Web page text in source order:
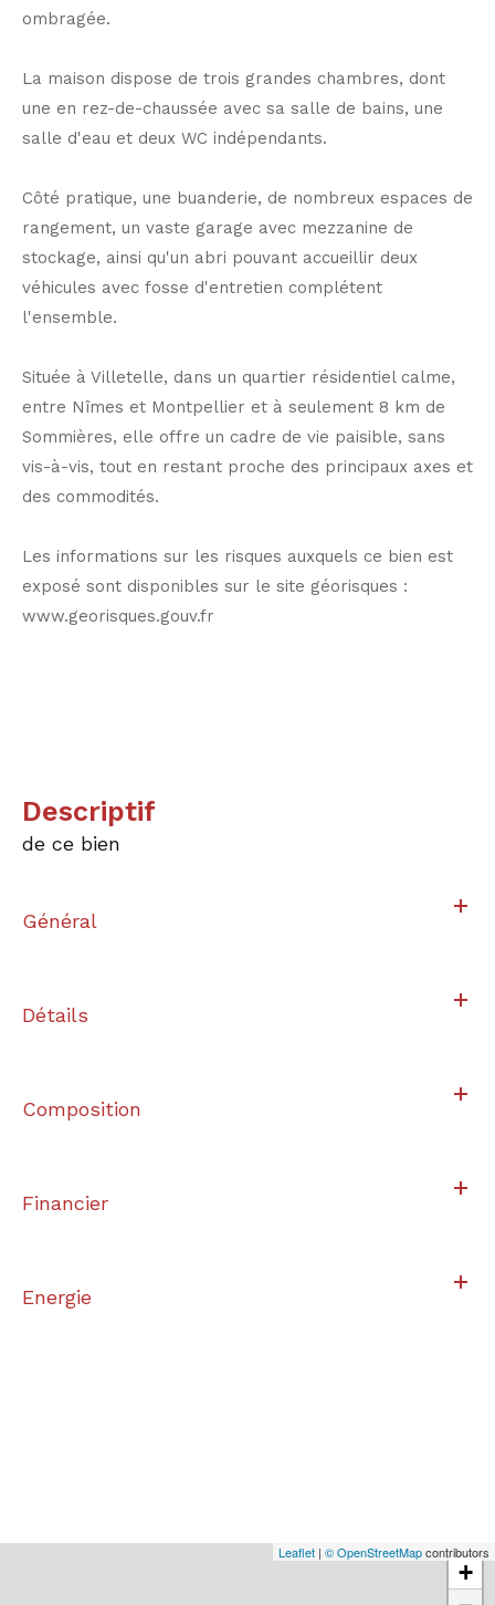
ombragée.
La maison dispose de trois grandes chambres, dont
une en rez-de-chaussée avec sa salle de bains, une
salle d'eau et deux WC indépendants.
Côté pratique, une buanderie, de nombreux espaces de
rangement, un vaste garage avec mezzanine de
stockage, ainsi qu'un abri pouvant accueillir deux
véhicules avec fosse d'entretien complétent
l'ensemble.
Située à Villetelle, dans un quartier résidentiel calme,
entre Nîmes et Montpellier et à seulement 8 km de
Sommières, elle offre un cadre de vie paisible, sans
vis-à-vis, tout en restant proche des principaux axes et
des commodités.
Les informations sur les risques auxquels ce bien est
exposé sont disponibles sur le site géorisques :
www.georisques.gouv.fr
descriptif
de ce bien
Général
Détails
Composition
Financier
Energie
+
Leaflet | © OpenStreetMapcontributors